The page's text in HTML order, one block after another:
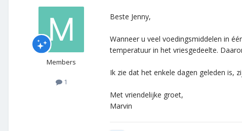
Members
1
Beste Jenny,
Wanneer u veel voedingsmiddelen in
temperatuur in het vriesgedeelte.
Ik zie dat het enkele dagen geleden is,
Met vriendelijke groet,
Marvin